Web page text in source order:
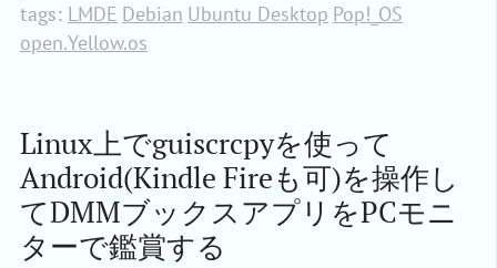
tags: LMDE Debian Ubuntu Desktop Pop!_OS
open.Yellow.os
Linux上でguiscrcpyを使って
Android(Kindle Fireも可)を操作し
てDMMブックスアプリをPCモニ
ターで鑑賞する